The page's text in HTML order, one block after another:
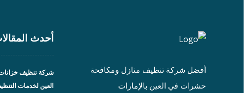
أفضل شركة تنظيف منازل ومكافحة
حشرات في العين بالإمارات
أحدث
شركة تنظيف
العين لخدمات